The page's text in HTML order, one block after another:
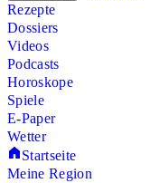
Rezepte
Dossiers
Videos
Podcasts
Horoskope
Spiele
E-Paper
Wetter
Startseite
Meine Region